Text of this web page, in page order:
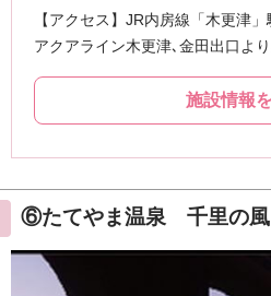
⑥たてやま温泉 千里の風